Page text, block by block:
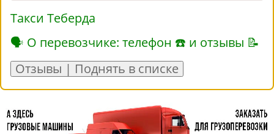
Такси Теберда
🗣 О перевозчике: телефон ☎ и отзывы 📝
Отзывы | Поднять в списке